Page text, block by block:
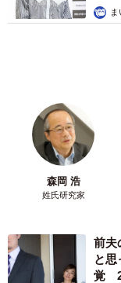
森岡 浩
姓氏研究家
前夫
と
覚 2